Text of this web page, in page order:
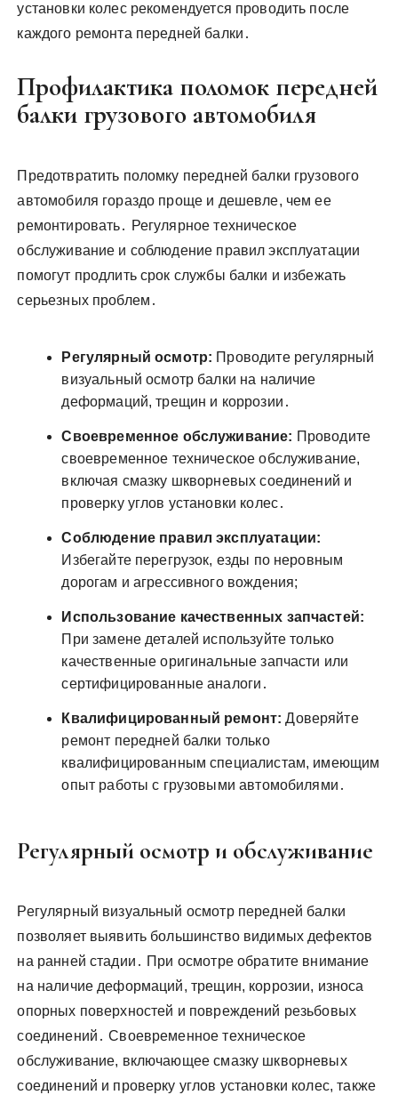
установки колес рекомендуется проводить после
каждого ремонта передней балки․
Профилактика поломок передней
балки грузового автомобиля
Предотвратить поломку передней балки грузового
автомобиля гораздо проще и дешевле, чем ее
ремонтировать․ Регулярное техническое
обслуживание и соблюдение правил эксплуатации
помогут продлить срок службы балки и избежать
серьезных проблем․
Регулярный осмотр: Проводите регулярный
визуальный осмотр балки на наличие
деформаций, трещин и коррозии․
Своевременное обслуживание: Проводите
своевременное техническое обслуживание,
включая смазку шкворневых соединений и
проверку углов установки колес․
Соблюдение правил эксплуатации:
Избегайте перегрузок, езды по неровным
дорогам и агрессивного вождения;
Использование качественных запчастей:
При замене деталей используйте только
качественные оригинальные запчасти или
сертифицированные аналоги․
Квалифицированный ремонт: Доверяйте
ремонт передней балки только
квалифицированным специалистам, имеющим
опыт работы с грузовыми автомобилями․
Регулярный осмотр и обслуживание
Регулярный визуальный осмотр передней балки
позволяет выявить большинство видимых дефектов
на ранней стадии․ При осмотре обратите внимание
на наличие деформаций, трещин, коррозии, износа
опорных поверхностей и повреждений резьбовых
соединений․ Своевременное техническое
обслуживание, включающее смазку шкворневых
соединений и проверку углов установки колес, также